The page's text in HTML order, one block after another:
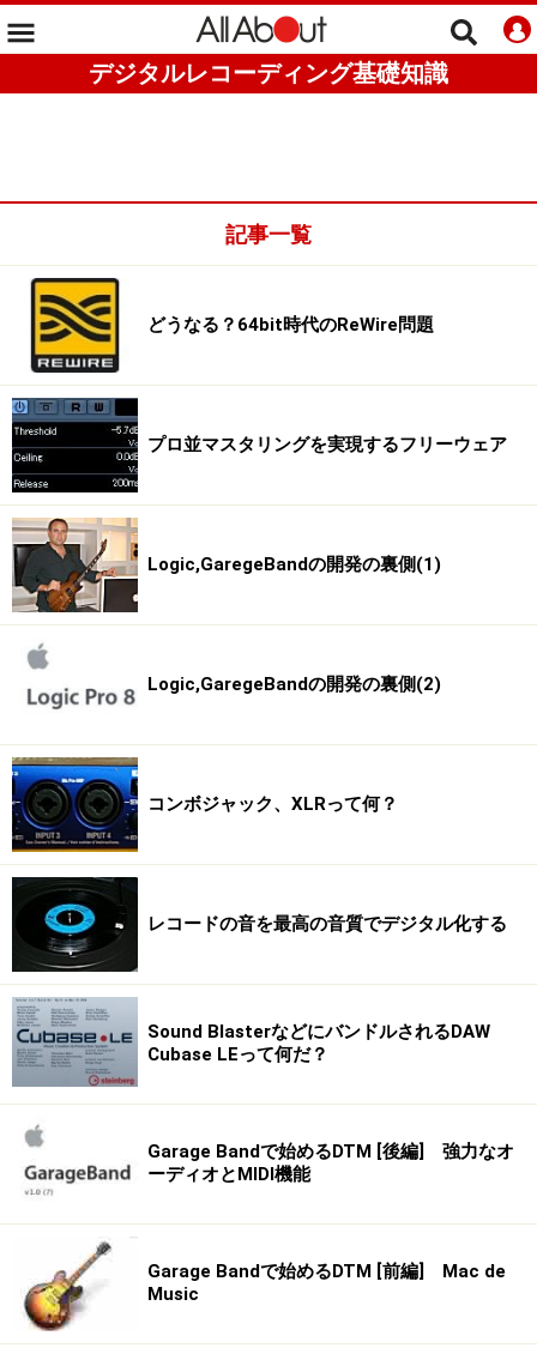
デジタルレコーディング基礎知識
記事一覧
どうなる？64bit時代のReWire問題
プロ並マスタリングを実現するフリーウェア
Logic,GaregeBandの開発の裏側(1)
Logic,GaregeBandの開発の裏側(2)
コンボジャック、XLRって何？
レコードの音を最高の音質でデジタル化する
Sound BlasterなどにバンドルされるDAW
Cubase LEって何だ？
Garage Bandで始めるDTM [後編] 強力なオ
ーディオとMIDI機能
Garage Bandで始めるDTM [前編] Mac de
Music